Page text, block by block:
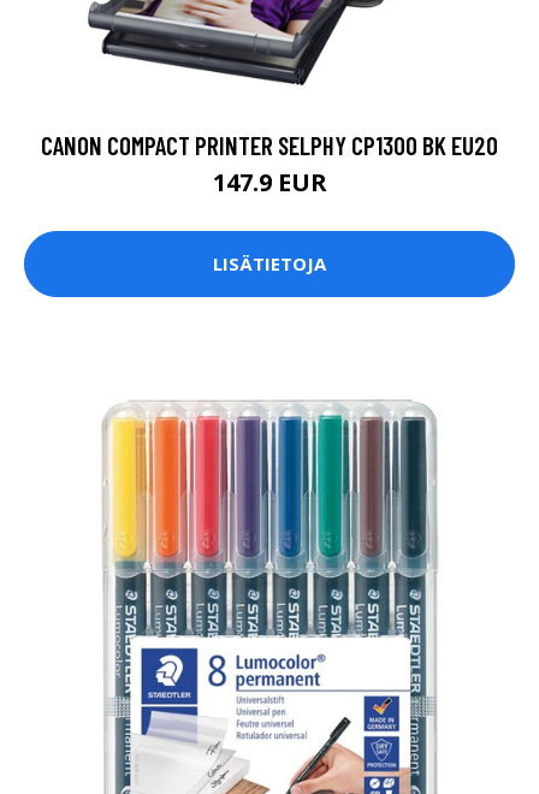
CANON COMPACT PRINTER SELPHY CP1300 BK EU20
147.9 EUR
LISÄTIETOJA